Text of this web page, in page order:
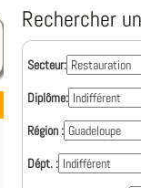
Rechercher
Secteur:
Diplôme:
Région :
Dépt. :